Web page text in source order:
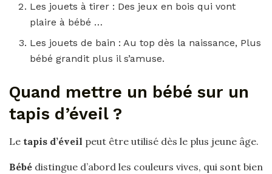
Les jouets à tirer : Des jeux en bois qui vont
plaire à bébé …
Les jouets de bain : Au top dès la naissance, Plus
bébé grandit plus il s’amuse.
Quand mettre un bébé sur un
tapis d’éveil ?
Le tapis d’éveil peut être utilisé dès le plus jeune âge.
Bébé distingue d’abord les couleurs vives, qui sont bien